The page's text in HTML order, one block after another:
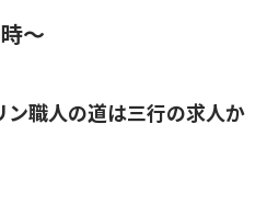
～
職人の道は三行の求人か